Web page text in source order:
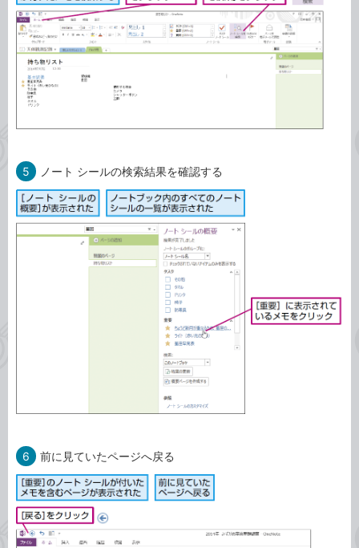
5 ノート シールの検索結果を確認する
6 前に見ていたページへ戻る